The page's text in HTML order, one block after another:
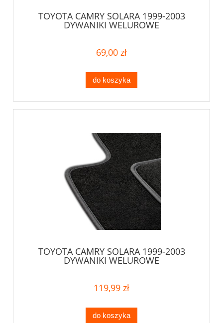
TOYOTA CAMRY SOLARA 1999-2003
DYWANIKI WELUROWE
69,00 zł
do koszyka
TOYOTA CAMRY SOLARA 1999-2003
DYWANIKI WELUROWE
119,99 zł
do koszyka